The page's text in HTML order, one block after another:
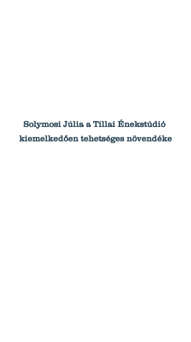
Solymosi Júlia a Tillai Énekstúdió
kiemelkedően tehetséges növendéke